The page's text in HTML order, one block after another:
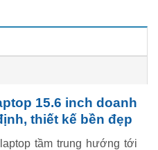
15.6 inch doanh
thiết kế bền đẹp
tầm trung hướng tới